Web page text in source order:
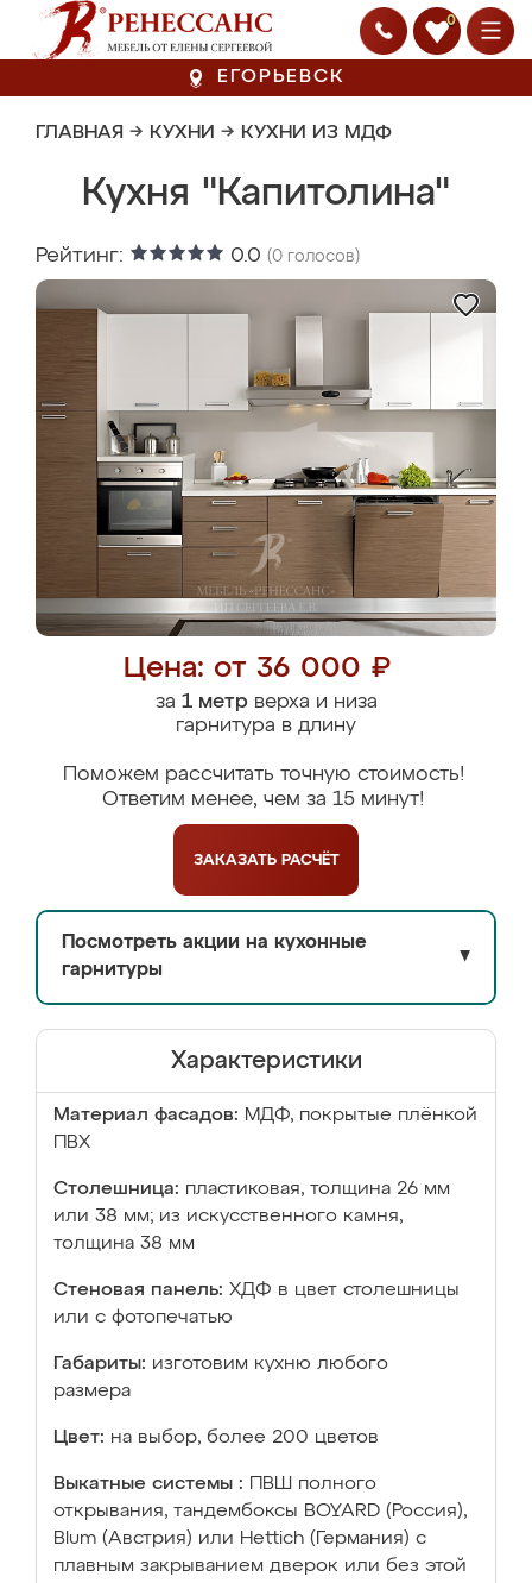
0
ЕГОРЬЕВСК
ГЛАВНАЯ → КУХНИ → КУХНИ ИЗ МДФ
Кухня "Капитолина"
Рейтинг: 0.0 (0 голосов)
Цена: от 36 000 ₽
за 1 метрверха и низа
гарнитура в длину
Поможем рассчитать точную стоимость!
Ответим менее, чем за 15 минут!
ЗАКАЗАТЬ РАСЧЁТ
Посмотреть акции на кухонные
гарнитуры
▼
Характеристики
Материал фасадов: МДФ, покрытые плёнкой
ПВХ
Столешница: пластиковая, толщина 26 мм
или 38 мм; из искусственного камня,
толщина 38 мм
Стеновая панель: ХДФ в цвет столешницы
или с фотопечатью
Габариты: изготовим кухню любого
размера
Цвет: на выбор, более 200 цветов
Выкатные системы :
ПВШ полного
открывания, тандембоксы BOYARD (Россия),
Blum (Австрия) или Hettich (Германия) с
плавным закрыванием дверок или без этой